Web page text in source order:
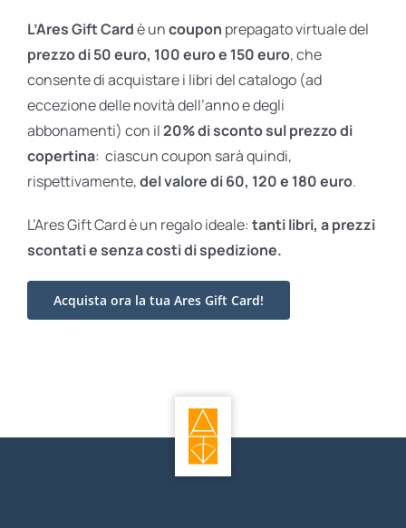
L’Ares Gift Cardè uncoupon prepagato virtuale del
prezzo di 50 euro, 100 euro e 150 euro, che
consente di acquistare i libri del catalogo (ad
eccezione delle novità dell’anno e degli
abbonamenti) con il20% di sconto sul prezzo di
copertina: ciascun coupon sarà quindi,
rispettivamente,del valore di 60, 120 e 180 euro.
L’Ares Gift Card è un regalo ideale: tanti libri, a prezzi
scontati esenza costi di spedizione.
Acquista ora la tua Ares Gift Card!